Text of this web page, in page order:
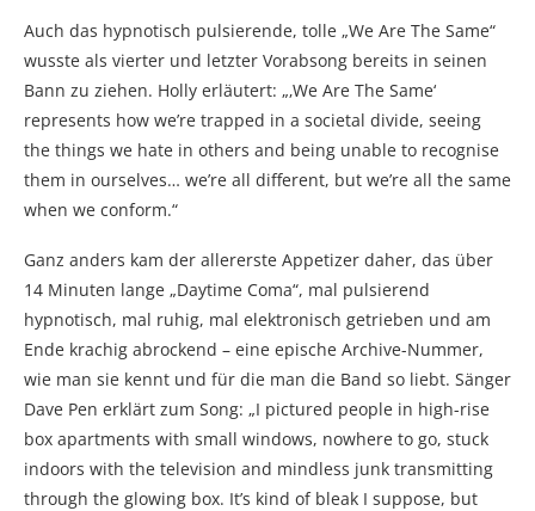
Auch das hypnotisch pulsierende, tolle „We Are The Same“
wusste als vierter und letzter Vorabsong bereits in seinen
Bann zu ziehen. Holly erläutert: „‚We Are The Same‘
represents how we’re trapped in a societal divide, seeing
the things we hate in others and being unable to recognise
them in ourselves… we’re all different, but we’re all the same
when we conform.“
Ganz anders kam der allererste Appetizer daher, das über
14 Minuten lange „Daytime Coma“, mal pulsierend
hypnotisch, mal ruhig, mal elektronisch getrieben und am
Ende krachig abrockend – eine epische Archive-Nummer,
wie man sie kennt und für die man die Band so liebt. Sänger
Dave Pen erklärt zum Song: „I pictured people in high-rise
box apartments with small windows, nowhere to go, stuck
indoors with the television and mindless junk transmitting
through the glowing box. It’s kind of bleak I suppose, but